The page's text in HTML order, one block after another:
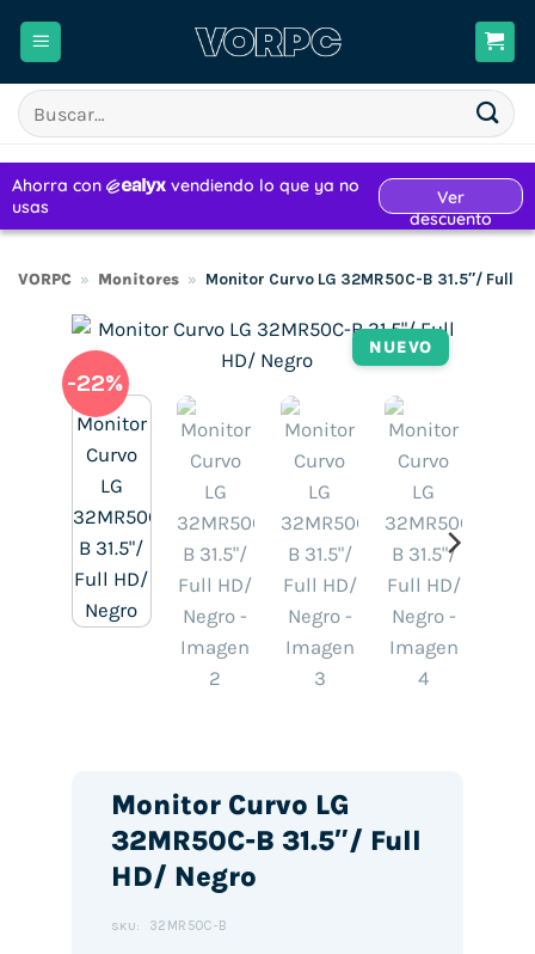
Buscar
por:
VORPC » Monitores » Monitor Curvo LG 32MR50C-B 31.5″/ Full
NUEVO
-22%
Monitor Curvo LG
32MR50C-B 31.5″/ Full
HD/ Negro
SKU: 32MR50C-B